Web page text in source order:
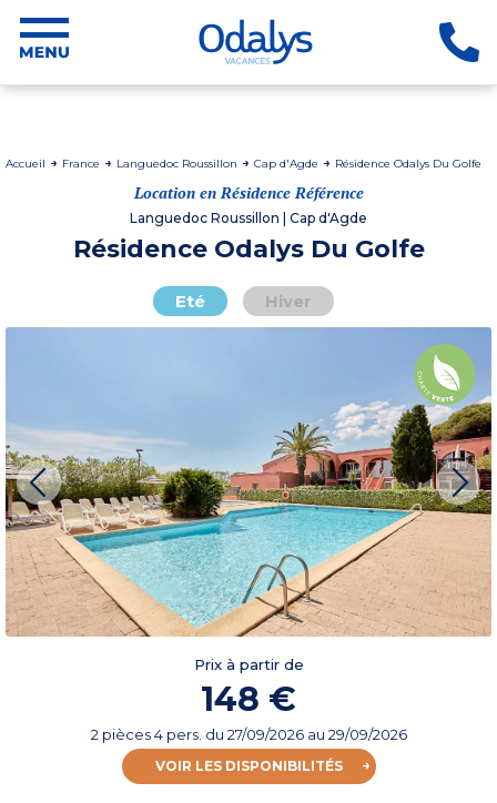
Accueil France Languedoc Roussillon Cap d'Agde Résidence Odalys Du Golfe
Location en Résidence Référence
Languedoc Roussillon | Cap d'Agde
Résidence Odalys Du Golfe
Eté Hiver
Prix à partir de
148 €
2 pièces 4 pers. du 27/09/2026au 29/09/2026
VOIR LES DISPONIBILITÉS